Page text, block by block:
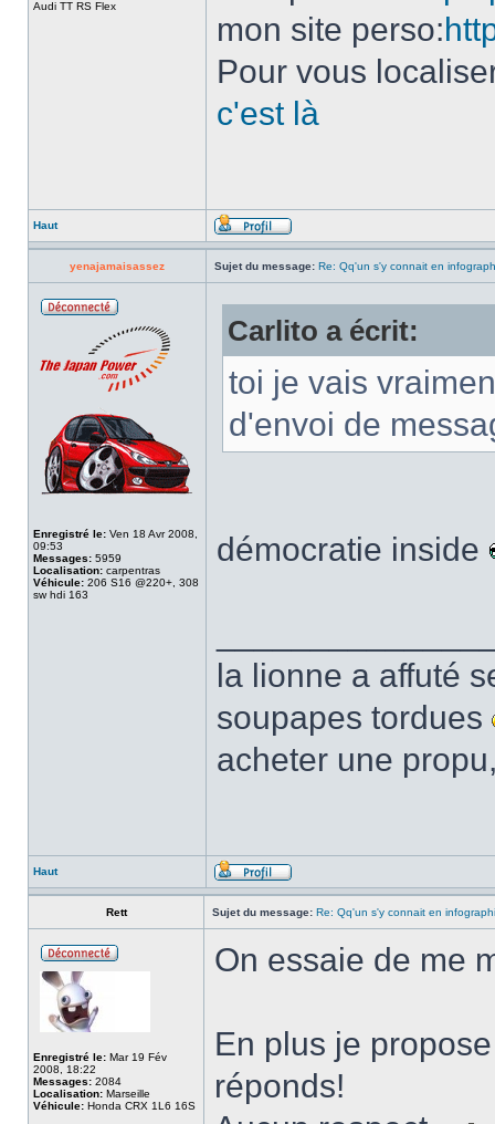
Audi TT RS Flex
mon site perso:
Pour vous
c'est là
Haut
yenajamaisassez Sujet du message: Re: Qq'un s'y connait en
Enregistré le: Ven 18 Avr 2008,
09:53
Messages: 5959
Localisation: carpentras
Véhicule: 206 S16 @220+, 308
sw hdi 163
Carlito a écrit:
toi je vais
d'envoi de
démocratie inside
la lionne a affuté
soupapes tordues
acheter une
Haut
Rett Sujet du message: Re: Qq'un s'y connait en
Enregistré le: Mar 19 Fév
2008, 18:22
Messages: 2084
Localisation: Marseille
Véhicule: Honda CRX 1L6 16S
On essaie de me
En plus je
réponds!